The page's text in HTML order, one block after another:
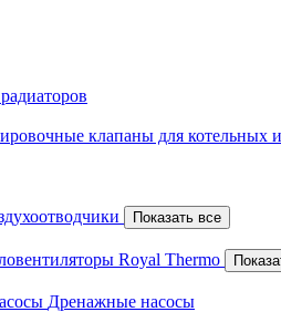
клапаны для котельных
Показать все
Royal Thermo
Дренажные насосы